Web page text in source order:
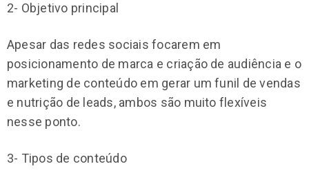
2- Objetivo principal
Apesar das redes sociais focarem em
posicionamento de marca e criação de audiência e o
marketing de conteúdo em gerar um funil de vendas
e nutrição de leads, ambos são muito flexíveis
nesse ponto.
3- Tipos de conteúdo